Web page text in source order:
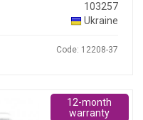
103257
Ukraine
Code: 12208-37
12-month
warranty